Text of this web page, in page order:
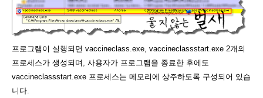
프로그램이 실행되면 vaccineclass.exe, vaccineclassstart.exe 2개의
프로세스가 생성되며, 사용자가 프로그램을 종료한 후에도
vaccineclassstart.exe 프로세스는 메모리에 상주하도록 구성되어 있습
니다.